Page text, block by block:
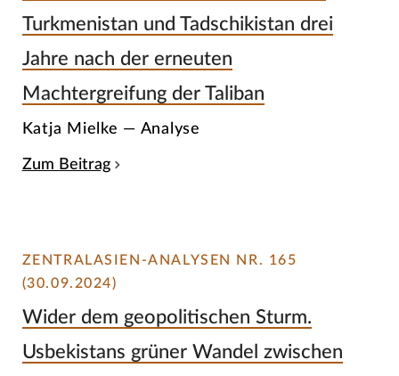
Turkmenistan und Tadschikistan drei
Jahre nach der erneuten
Machtergreifung der Taliban
Katja Mielke — Analyse
Zum Beitrag
ZENTRALASIEN-ANALYSEN NR. 165
(30.09.2024)
Wider dem geopolitischen Sturm.
Usbekistans grüner Wandel zwischen